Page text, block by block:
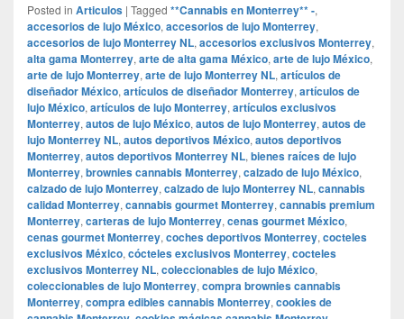
Posted in Articulos | Tagged **Cannabis en Monterrey** -,
accesorios de lujo México, accesorios de lujo Monterrey,
accesorios de lujo Monterrey NL, accesorios exclusivos Monterrey,
alta gama Monterrey, arte de alta gama México, arte de lujo México,
arte de lujo Monterrey, arte de lujo Monterrey NL, artículos de
diseñador México, artículos de diseñador Monterrey, artículos de
lujo México, artículos de lujo Monterrey, artículos exclusivos
Monterrey, autos de lujo México, autos de lujo Monterrey, autos de
lujo Monterrey NL, autos deportivos México, autos deportivos
Monterrey, autos deportivos Monterrey NL, bienes raíces de lujo
Monterrey, brownies cannabis Monterrey, calzado de lujo México,
calzado de lujo Monterrey, calzado de lujo Monterrey NL, cannabis
calidad Monterrey, cannabis gourmet Monterrey, cannabis premium
Monterrey, carteras de lujo Monterrey, cenas gourmet México,
cenas gourmet Monterrey, coches deportivos Monterrey, cocteles
exclusivos México, cócteles exclusivos Monterrey, cocteles
exclusivos Monterrey NL, coleccionables de lujo México,
coleccionables de lujo Monterrey, compra brownies cannabis
Monterrey, compra edibles cannabis Monterrey, cookies de